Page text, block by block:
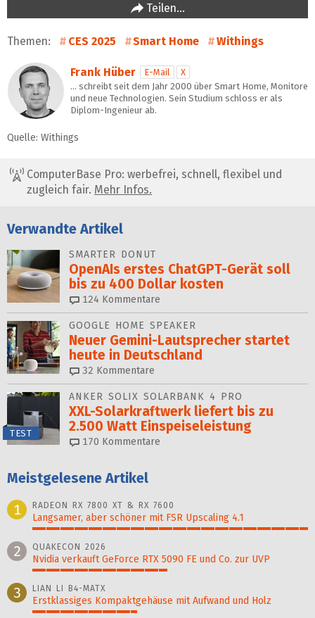
Teilen…
Themen: CES 2025 Smart Home Withings
Frank Hüber E-Mail
X
… schreibt seit dem Jahr 2000 über Smart Home, Monitore
und neue Technologien. Sein Studium schloss er als
Diplom-Ingenieur ab.
Quelle: Withings
ComputerBase Pro: werbefrei, schnell, flexibel und
zugleich fair. Mehr Infos.
Verwandte Artikel
SMARTER DONUT
OpenAIs erstes ChatGPT-Gerät soll
bis zu 400 Dollar kosten
124 Kommentare
GOOGLE HOME SPEAKER
Neuer Gemini-Laut­spre­cher startet
heu­te in Deutschland
32 Kommentare
TEST
ANKER SOLIX SOLARBANK 4 PRO
XXL-Solarkraftwerk liefert bis zu
2.500 Watt Einspeise­leistung
170 Kommentare
Meistgelesene Artikel
1
RADEON RX 7800 XT & RX 7600
Langsamer, aber schöner mit FSR Upscaling 4.1
2 QUAKECON 2026
Nvidia verkauft GeForce RTX 5090 FE und Co. zur UVP
3 LIAN LI B4-MATX
Erstklassiges Kompaktgehäuse mit Aufwand und Holz